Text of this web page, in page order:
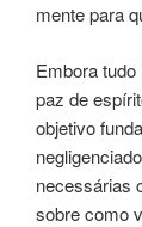
mente para
Embora
paz de
objetivo
necessárias
sobre como